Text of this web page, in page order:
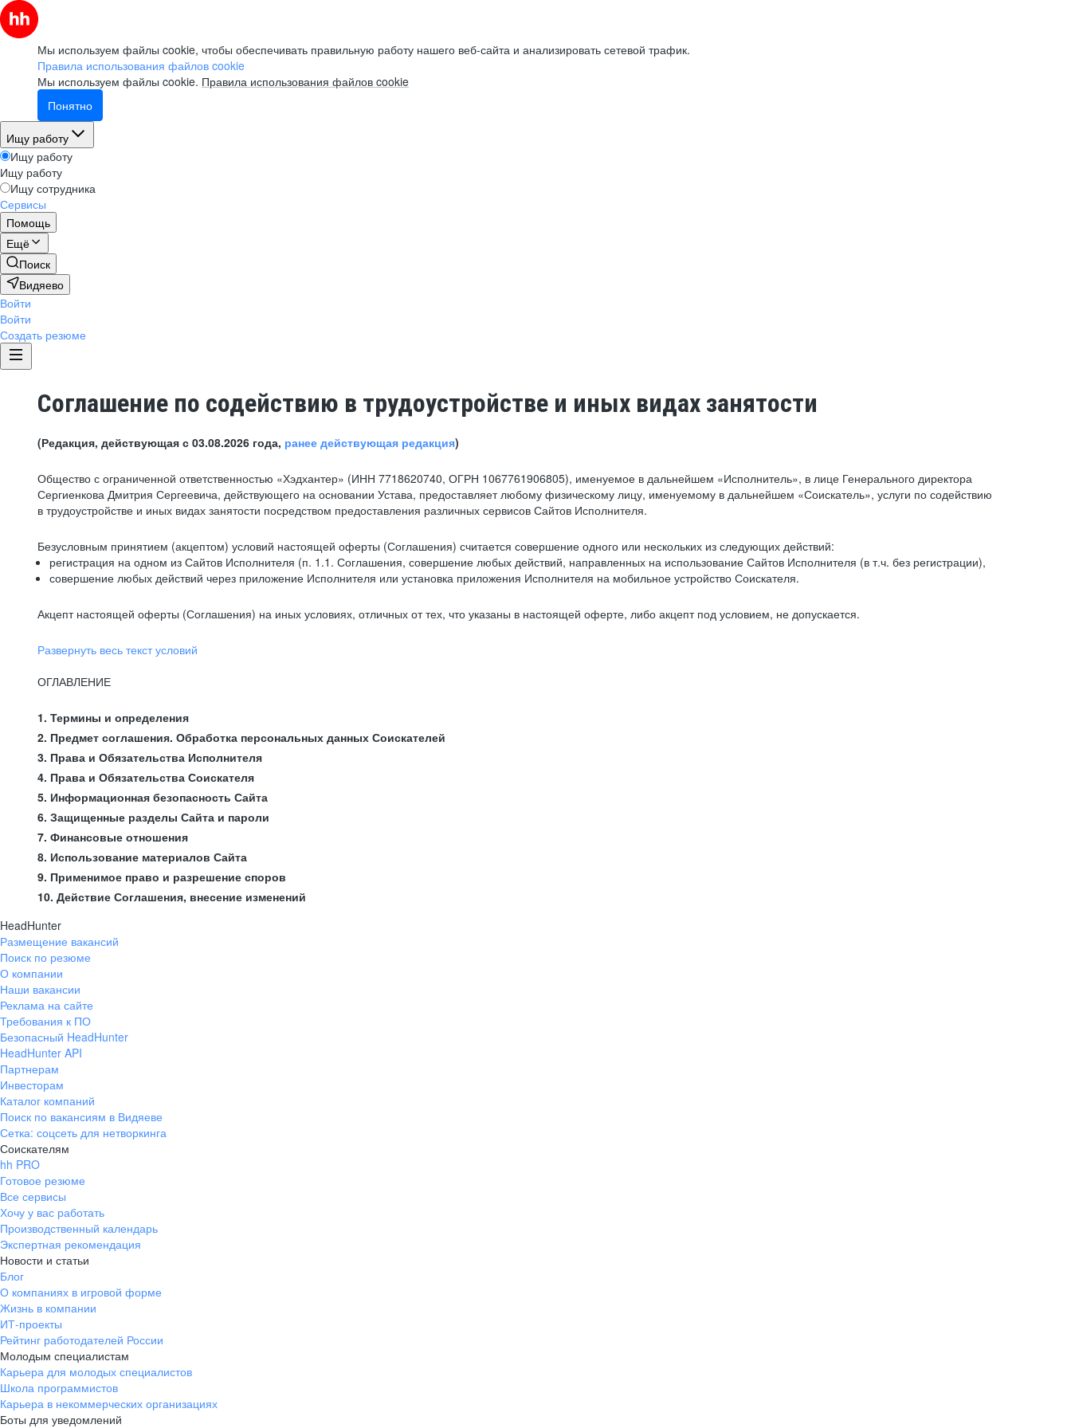
Мы используем файлы cookie, чтобы обеспечивать правильную работу нашего веб-сайта и анализировать сетевой трафик.
Правила использования файлов cookie
Мы используем файлы cookie. Правила использования файлов cookie
Понятно
Ищу работу
Ищу работу
Ищу работу
Ищу сотрудника
Сервисы
Помощь
Ещё
Поиск
Видяево
Войти
Войти
Создать резюме
Соглашение по содействию в трудоустройстве и иных видах занятости
(Редакция, действующая с 03.08.2026 года, ранее действующая редакция)
Общество с ограниченной ответственностью «Хэдхантер» (ИНН 7718620740, ОГРН 1067761906805), именуемое в дальнейшем «Исполнитель», в лице Генерального директора
Сергиенкова Дмитрия Сергеевича, действующего на основании Устава, предоставляет любому физическому лицу, именуемому в дальнейшем «Соискатель», услуги по содействию
в трудоустройстве и иных видах занятости посредством предоставления различных сервисов Сайтов Исполнителя.
Безусловным принятием (акцептом) условий настоящей оферты (Соглашения) считается совершение одного или нескольких из следующих действий:
регистрация на одном из Сайтов Исполнителя (п. 1.1. Соглашения, совершение любых действий, направленных на использование Сайтов Исполнителя (в т.ч. без регистрации),
совершение любых действий через приложение Исполнителя или установка приложения Исполнителя на мобильное устройство Соискателя.
Акцепт настоящей оферты (Соглашения) на иных условиях, отличных от тех, что указаны в настоящей оферте, либо акцепт под условием, не допускается.
Развернуть весь текст условий
ОГЛАВЛЕНИЕ
1. Термины и определения
2. Предмет соглашения. Обработка персональных данных Соискателей
3. Права и Обязательства Исполнителя
4. Права и Обязательства Соискателя
5. Информационная безопасность Сайта
6. Защищенные разделы Сайта и пароли
7. Финансовые отношения
8. Использование материалов Сайта
9. Применимое право и разрешение споров
10. Действие Соглашения, внесение изменений
HeadHunter
Размещение вакансий
Поиск по резюме
О компании
Наши вакансии
Реклама на сайте
Требования к ПО
Безопасный HeadHunter
HeadHunter API
Партнерам
Инвесторам
Каталог компаний
Поиск по вакансиям в Видяеве
Сетка: соцсеть для нетворкинга
Соискателям
hh PRO
Готовое резюме
Все сервисы
Хочу у вас работать
Производственный календарь
Экспертная рекомендация
Новости и статьи
Блог
О компаниях в игровой форме
Жизнь в компании
ИТ-проекты
Рейтинг работодателей России
Молодым специалистам
Карьера для молодых специалистов
Школа программистов
Карьера в некоммерческих организациях
Боты для уведомлений